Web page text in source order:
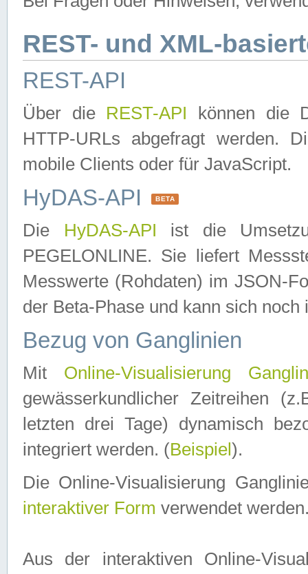
REST- und XML-
REST-API
Über die REST-API können die
HTTP-URLs abgefragt werden.
mobile Clients oder für JavaScript.
HyDAS-API BETA
Die HyDAS-API ist die
PEGELONLINE. Sie liefert
Messwerte (Rohdaten) im JSON-
der Beta-Phase und kann sich noch
Bezug von Ganglinien
Mit Online-Visualisierung
gewässerkundlicher Zeitreihen
letzten drei Tage) dynamisch
integriert werden. (Beispiel ).
Die Online-Visualisierung
interaktiver Form verwendet
Aus der interaktiven Online-